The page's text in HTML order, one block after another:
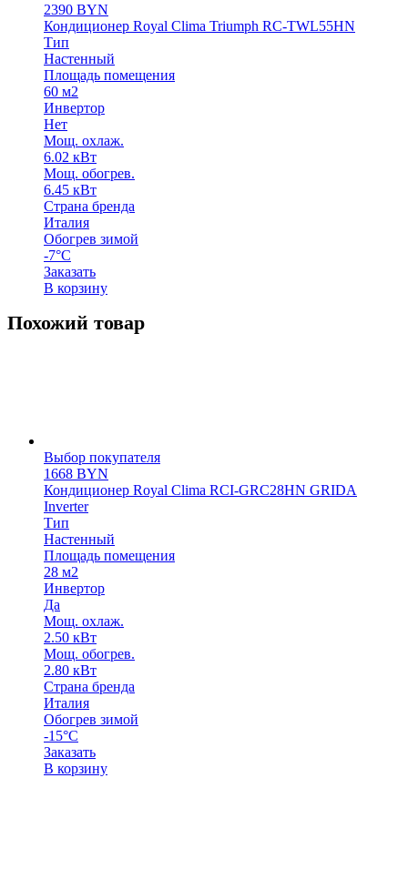
2390 BYN
Кондиционер Royal Clima Triumph RC-TWL55HN
Тип
Настенный
Площадь помещения
60 м2
Инвертор
Нет
Мощ. охлаж.
6.02 кВт
Мощ. обогрев.
6.45 кВт
Страна бренда
Италия
Обогрев зимой
-7°С
Заказать
В корзину
Похожий товар
Выбор покупателя
1668 BYN
Кондиционер Royal Clima RCI-GRC28HN GRIDA
Inverter
Тип
Настенный
Площадь помещения
28 м2
Инвертор
Да
Мощ. охлаж.
2.50 кВт
Мощ. обогрев.
2.80 кВт
Страна бренда
Италия
Обогрев зимой
-15°С
Заказать
В корзину